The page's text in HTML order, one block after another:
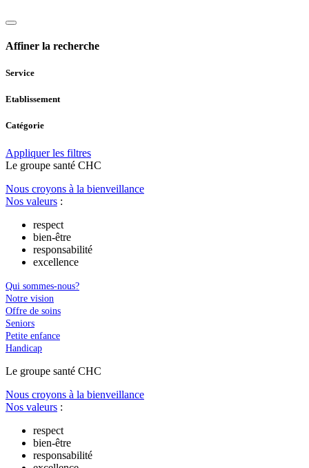
Affiner la recherche
Service
Etablissement
Catégorie
Appliquer les filtres
Le groupe santé CHC
Nous croyons à la bienveillance
Nos valeurs :
respect
bien-être
responsabilité
excellence
Qui sommes-nous?
Notre vision
Offre de soins
Seniors
Petite enfance
Handicap
Le groupe santé CHC
Nous croyons à la bienveillance
Nos valeurs :
respect
bien-être
responsabilité